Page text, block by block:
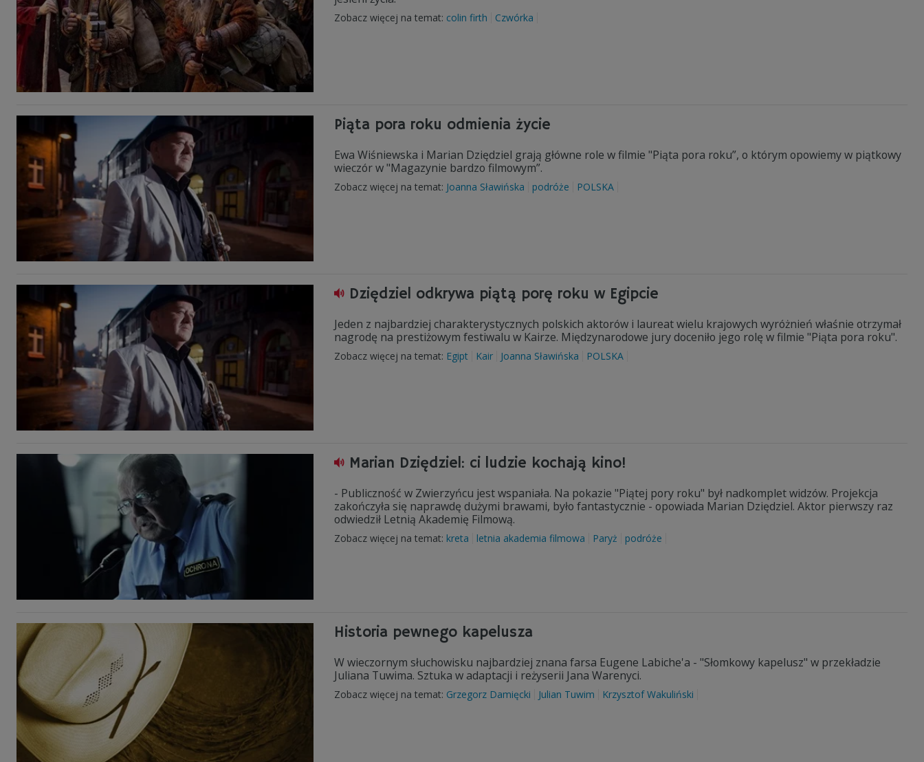
Zobacz więcej na temat: colin firth Czwórka
Piąta pora roku odmienia życie
Ewa Wiśniewska i Marian Dziędziel grają główne role w filmie "Piąta pora roku”, o którym opowiemy w piątkowy
wieczór w "Magazynie bardzo filmowym”.
Zobacz więcej na temat: Joanna Sławińska podróże POLSKA
Dziędziel odkrywa piątą porę roku w Egipcie
Jeden z najbardziej charakterystycznych polskich aktorów i laureat wielu krajowych wyróżnień właśnie otrzymał
nagrodę na prestiżowym festiwalu w Kairze. Międzynarodowe jury doceniło jego rolę w filmie "Piąta pora roku".
Zobacz więcej na temat: Egipt Kair Joanna Sławińska POLSKA
Marian Dziędziel: ci ludzie kochają kino!
- Publiczność w Zwierzyńcu jest wspaniała. Na pokazie "Piątej pory roku" był nadkomplet widzów. Projekcja
zakończyła się naprawdę dużymi brawami, było fantastycznie - opowiada Marian Dziędziel. Aktor pierwszy raz
odwiedził Letnią Akademię Filmową.
Zobacz więcej na temat: kreta letnia akademia filmowa Paryż podróże
Historia pewnego kapelusza
W wieczornym słuchowisku najbardziej znana farsa Eugene Labiche'a - "Słomkowy kapelusz" w przekładzie
Juliana Tuwima. Sztuka w adaptacji i reżyserii Jana Warenyci.
Zobacz więcej na temat: Grzegorz Damięcki Julian Tuwim Krzysztof Wakuliński